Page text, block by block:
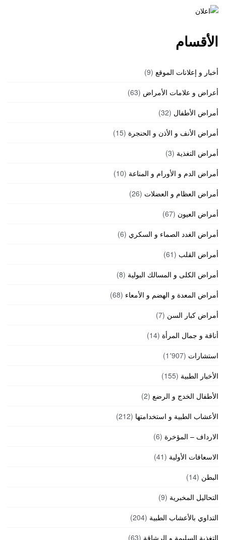
الأقسام
أخبار و إعلانات الموقع (9)
أعراض و علامات الأمراض (63)
أمراض الأطفال (32)
أمراض الأنف و الأذن و الحنجرة (15)
أمراض التغذية (3)
أمراض الدم و الأورام و المناعة (10)
أمراض العظام و العضلات (26)
أمراض العيون (67)
أمراض الغدد الصماء و السكري (6)
أمراض القلب (61)
أمراض الكلى و المسالك البولية (8)
أمراض المعدة و الهضم و الأمعاء (68)
أمراض كبار السن (7)
أناقة و جمال المرأة (14)
استشارات (1٬907)
الأخبار الطبية (155)
الأطفال الخدج و الرضع (2)
الأعشاب الطبية و استخدامتها (212)
الارداف – المؤخرة (6)
الاسعافات الأولية (41)
البطن (14)
التحاليل المخبرية (9)
التداوي بالأعشاب الطبية (204)
التغذية السليمة و الرشاقة (63)